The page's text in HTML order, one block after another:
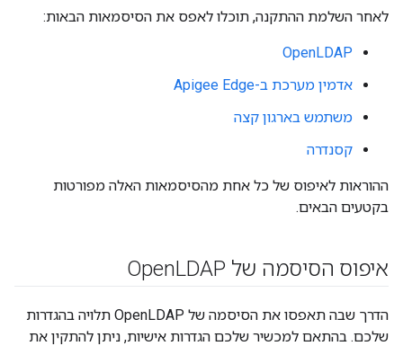
לאחר השלמת ההתקנה, תוכלו לאפס את הסיסמאות הבאות:
OpenLDAP
אדמין מערכת ב-Apigee Edge
משתמש בארגון קצה
קסנדרה
ההוראות לאיפוס של כל אחת מהסיסמאות האלה מפורטות
בקטעים הבאים.
איפוס הסיסמה של Open LDAP
הדרך שבה תאפסו את הסיסמה של OpenLDAP תלויה בהגדרות
שלכם. בהתאם למכשיר שלכם הגדרות אישיות, ניתן להתקין את